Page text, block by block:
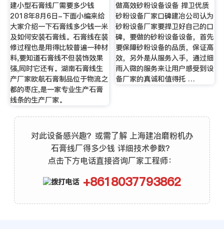
建小型石膏线厂需要多少钱
2018年8月6日-下面小编来给
大家介绍一下石膏线多少钱一米
及如何安装石膏线。石膏线在装
修过程也是用得比较普遍一种材
料,要知道石膏线不但装饰效果
强,同时它还有。湖南石膏线生
产厂家欧航石膏制品位于物流之
都的枣庄,是一家专业生产石膏
线条的生产厂家。
做高效砂粉设备设备 捍卫优质
砂粉设备厂家口碑建冶公司认为
砂粉设备厂家要捍卫好自己的口
碑，要做的砂粉设备设备，首先
要保障砂粉设备的品质，保证高
效，另外是从服务入手，通过细
雨入微的服务来让用户感受到设
备厂家的真诚和值得托 …
对此设备感兴趣？或需了解 上海建冶磨粉机办
石膏线厂得多少钱 详细技术参数？
点击下方电话直接咨询厂家工程师：
+8618037793862